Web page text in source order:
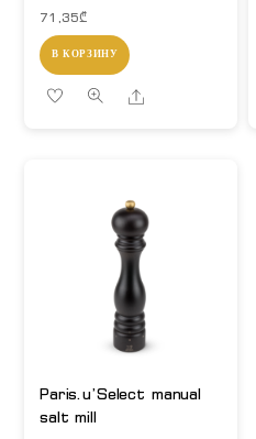
71,35₾
В КОРЗИНУ
Share
Paris.u’Select manual
salt mill